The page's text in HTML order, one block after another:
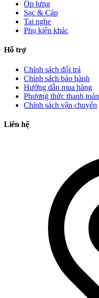
Ốp lưng
Sạc & Cáp
Tai nghe
Phụ kiện khác
Hỗ trợ
Chính sách đổi trả
Chính sách bảo hành
Hướng dẫn mua hàng
Phương thức thanh toán
Chính sách vận chuyển
Liên hệ